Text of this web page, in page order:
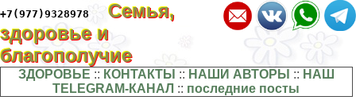
+7(977)9328978
Семья,
здоровье и
благополучие
ЗДОРОВЬЕ :: КОНТАКТЫ :: НАШИ АВТОРЫ :: НАШ
TELEGRAM-КАНАЛ :: последние посты